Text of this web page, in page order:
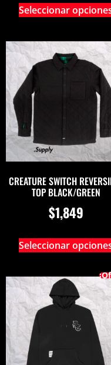
Seleccionar
CREATURE SWITCH
TOP BLACK/GREEN
$1,849
Seleccionar